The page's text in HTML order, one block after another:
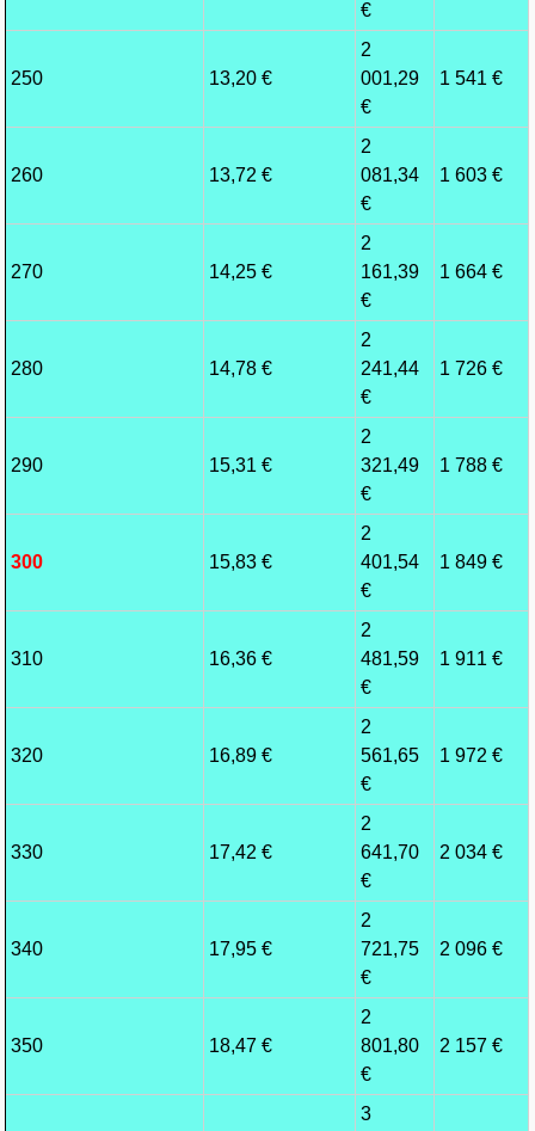
€
250 13,20 €
2
001,29
€
1 541 €
260 13,72 €
2
081,34
€
1 603 €
270 14,25 €
2
161,39
€
1 664 €
280 14,78 €
2
241,44
€
1 726 €
290 15,31 €
2
321,49
€
1 788 €
300 15,83 €
2
401,54
€
1 849 €
310 16,36 €
2
481,59
€
1 911 €
320 16,89 €
2
561,65
€
1 972 €
330 17,42 €
2
641,70
€
2 034 €
340 17,95 €
2
721,75
€
2 096 €
350 18,47 €
2
801,80
€
2 157 €
3